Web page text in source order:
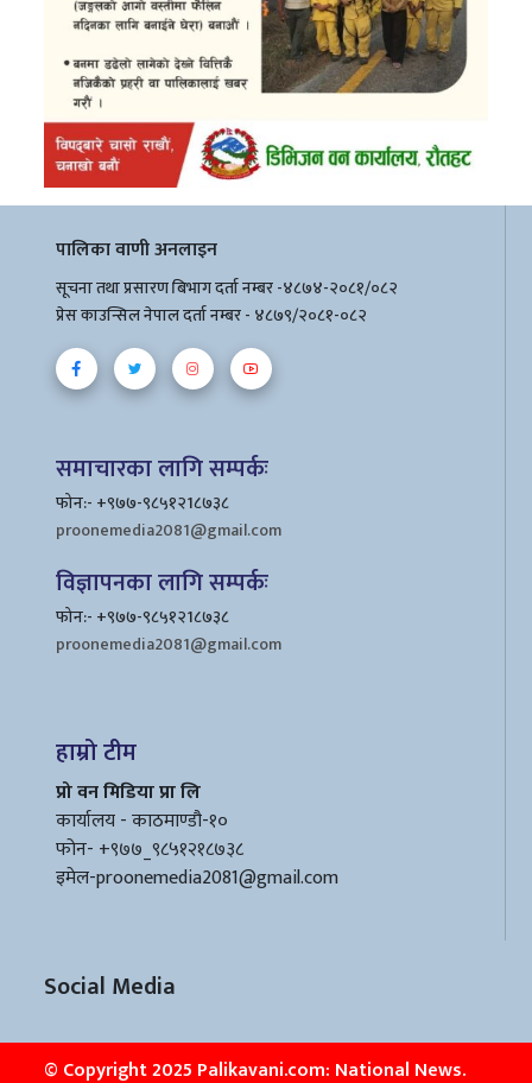
पालिका वाणी अनलाइन
सूचना तथा प्रसारण बिभाग दर्ता नम्बर -४८७४-२०८१/०८२
प्रेस काउन्सिल नेपाल दर्ता नम्बर - ४८७९/२०८१-०८२
समाचारका लागि सम्पर्कः
फोन:- +९७७-९८५१२1८७३८
proonemedia2081@gmail.com
विज्ञापनका लागि सम्पर्कः
फोन:- +९७७-९८५१२1८७३८
proonemedia2081@gmail.com
हाम्रो टीम
प्रो वन मिडिया प्रा लि
कार्यालय - काठमाण्डौ-१०
फोन- +९७७_९८५१२१८७३८
इमेल-proonemedia2081@gmail.com
Social Media
© Copyright 2025 Palikavani.com: National News.